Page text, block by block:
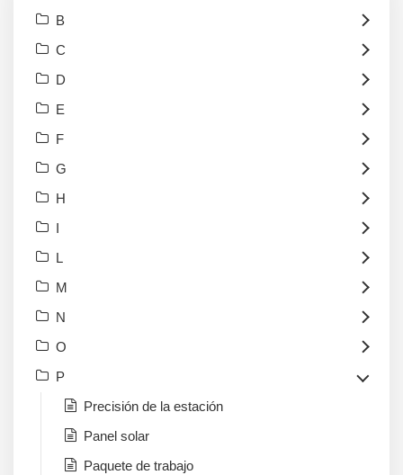
B
C
D
E
F
G
H
I
L
M
N
O
P
Precisión de la estación
Panel solar
Paquete de trabajo